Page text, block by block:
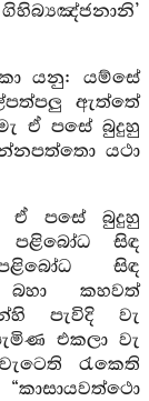
යනු: යම්සේ
ඇත්තේ
ඒ පසේ බුදුහු
යථා
ඒ පසේ බුදුහු
පළිබෝධ සිඳ
සිඳ
කහවත්
පැවිදි වැ
එකලා වැ
රැකෙති